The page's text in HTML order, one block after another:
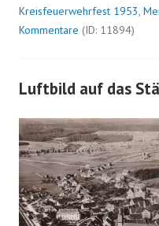
Kreisfeuerwehrfest 1953,
Kommentare (ID: 11894)
Luftbild auf das